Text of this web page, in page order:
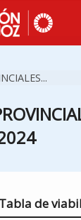
Estás en
Tabla de